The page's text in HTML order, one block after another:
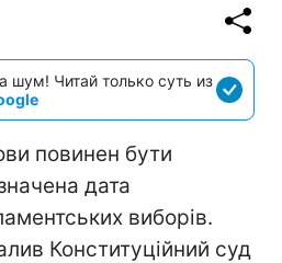
шум! Читай только суть из
повинен бути
дата
виборів.
Конституційний суд